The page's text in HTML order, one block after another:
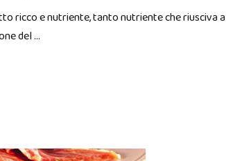
ricco e nutriente, tanto nutriente che riusciva a
del …